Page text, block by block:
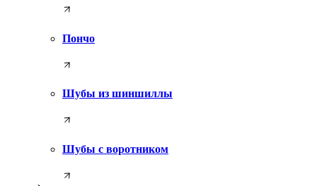
Пончо
Шубы из шиншиллы
Шубы с воротником